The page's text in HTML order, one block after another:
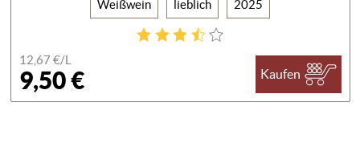
Weißwein lieblich 2025
12,67 €/L
9,50 € Kaufen